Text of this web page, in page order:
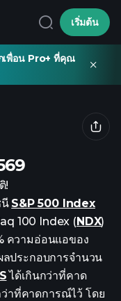
เริ่มต้น
เพื่อน Pro+ ที่คุณ
!
นี S&P 500 Index
100 Index (NDX)
ความอ่อนแอของ
ประกอบการจำนวน
ได้เกินกว่าที่คาด
าที่คาดการณ์ไว้ โดย